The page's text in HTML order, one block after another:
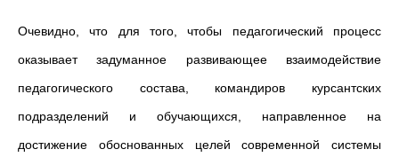
Очевидно, что для того, чтобы педагогический процесс
оказывает задуманное развивающее взаимодействие
педагогического состава, командиров курсантских
подразделений и обучающихся, направленное на
достижение обоснованных целей современной системы